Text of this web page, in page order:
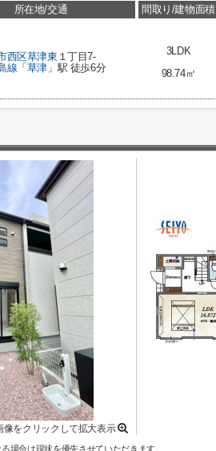
所在地/交通
西区草津東 １丁目7-
線 「 草津 」駅 徒歩6分
間取り/建物面積
3LDK
98.74㎡
像をクリックして拡大表示
場合は現状を優先させていただきます。